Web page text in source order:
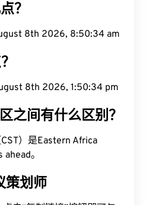
？
8th 2026, 8:50:35 am
8th 2026, 1:50:35 pm
之间有什么区别？
）是Eastern Africa
。
策划师